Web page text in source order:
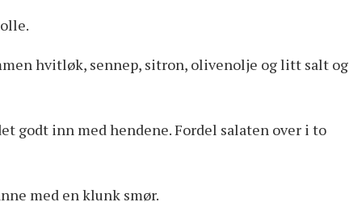
hvitløk, sennep, sitron, olivenolje og litt salt og
godt inn med hendene. Fordel salaten over i to
med en klunk smør.